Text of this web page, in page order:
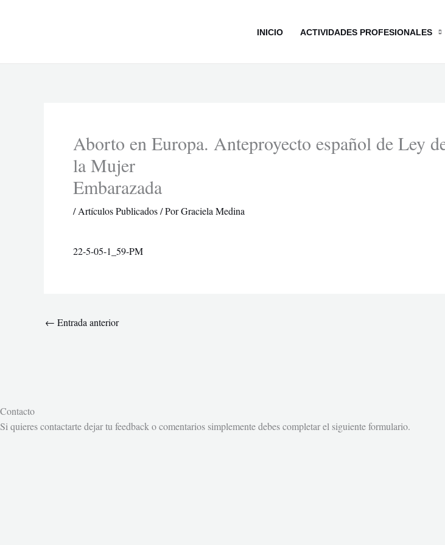
INICIO ACTIVIDADES PROFESIONALES
Aborto en Europa. Anteproyecto español de Ley
la Mujer
Embarazada
/Artículos Publicados/ PorGraciela Medina
22-5-05-1_59-PM
← Entrada anterior
Contacto
Si quieres contactarte dejar tu feedback o comentarios simplemente debes completar el siguiente formulario.